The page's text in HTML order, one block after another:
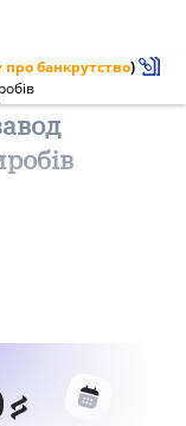
банкрутство)